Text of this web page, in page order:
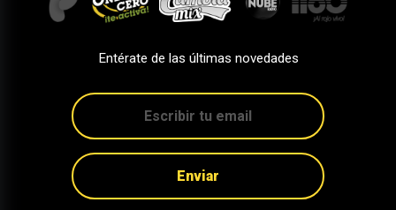
Entérate de las últimas novedades
Enviar